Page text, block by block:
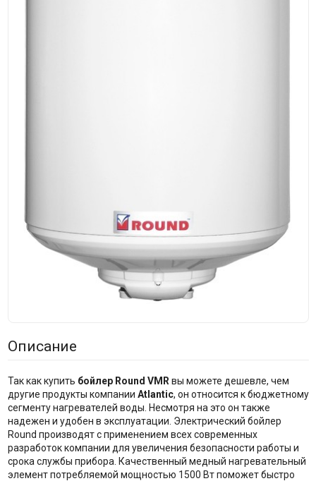
Описание
Так как купить бойлер Round VMR вы можете дешевле, чем
другие продукты компании Atlantic, он относится к бюджетному
сегменту нагревателей воды. Несмотря на это он также
надежен и удобен в эксплуатации. Электрический бойлер
Round производят с применением всех современных
разработок компании для увеличения безопасности работы и
срока службы прибора. Качественный медный нагревательный
элемент потребляемой мощностью 1500 Вт поможет быстро